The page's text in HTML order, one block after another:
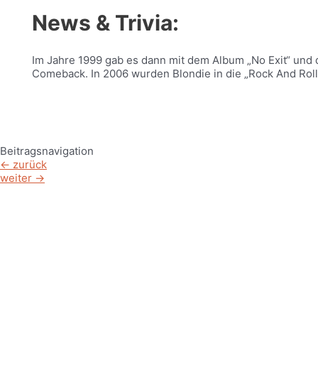
News & Trivia:
Im Jahre 1999 gab es dann mit dem Album „No Exit“
Comeback. In 2006 wurden Blondie in die „Rock And
Beitragsnavigation
← zurück
weiter →